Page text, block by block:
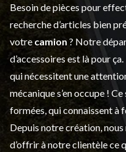
Besoin de pièces pour
recherche d’articles bien
votre camion ? Notre
d’accessoiresest là pour
qui nécessitent une
mécanique s’en occupe !
formées, qui connaissent à
Depuis notre création,
d’offrir à notre clientèle ce